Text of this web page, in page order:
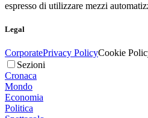
espresso di utilizzare mezzi
Legal
CorporatePrivacy PolicyCookie
Sezioni
Cronaca
Mondo
Economia
Politica